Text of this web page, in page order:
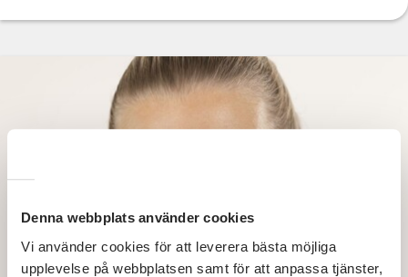
Denna webbplats använder cookies
Vi använder cookies för att leverera bästa möjliga
upplevelse på webbplatsen samt för att anpassa tjänster,